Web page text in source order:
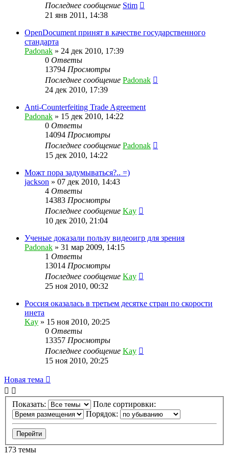
Последнее сообщение Stim
21 янв 2011, 14:38
OpenDocument принят в качестве государственного
стандарта
Padonak » 24 дек 2010, 17:39
0 Ответы
13794 Просмотры
Последнее сообщение Padonak
24 дек 2010, 17:39
Anti-Counterfeiting Trade Agreement
Padonak » 15 дек 2010, 14:22
0 Ответы
14094 Просмотры
Последнее сообщение Padonak
15 дек 2010, 14:22
Можт пора задумываться?.. =)
jackson » 07 дек 2010, 14:43
4 Ответы
14383 Просмотры
Последнее сообщение Kay
10 дек 2010, 21:04
Ученые доказали пользу видеоигр для зрения
Padonak » 31 мар 2009, 14:15
1 Ответы
13014 Просмотры
Последнее сообщение Kay
25 ноя 2010, 00:32
Россия оказалась в третьем десятке стран по скорости
инета
Kay » 15 ноя 2010, 20:25
0 Ответы
13357 Просмотры
Последнее сообщение Kay
15 ноя 2010, 20:25
Новая тема
Показать:
Поле сортировки:
Порядок:
173 темы